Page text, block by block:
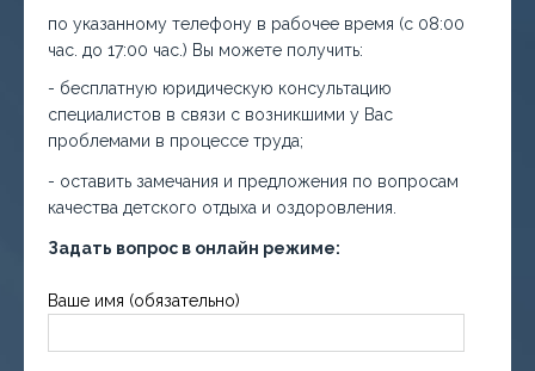
по указанному телефону в рабочее время (с 08:00
час. до 17:00 час.) Вы можете получить:
- бесплатную юридическую консультацию
специалистов в связи с возникшими у Вас
проблемами в процессе труда;
- оставить замечания и предложения по вопросам
качества детского отдыха и оздоровления.
Задать вопрос в онлайн режиме:
Ваше имя (обязательно)